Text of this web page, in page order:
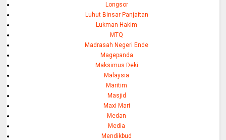
Longsor
Luhut Binsar Panjaitan
Lukman Hakim
MTQ
Madrasah Negeri Ende
Magepanda
Maksimus Deki
Malaysia
Maritim
Masjid
Maxi Mari
Medan
Media
Mendikbud